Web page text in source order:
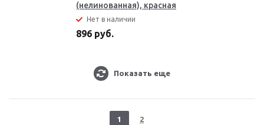
(нелинованная), красная
Нет в наличии
896 руб.
Показать еще
1 2